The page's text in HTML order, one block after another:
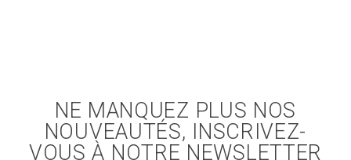
NE MANQUEZ PLUS NOS
NOUVEAUTÉS, INSCRIVEZ-
VOUS À NOTRE NEWSLETTER